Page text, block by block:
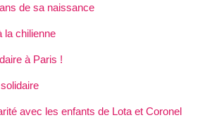
de sa naissance
la chilienne
à Paris !
avec les enfants de Lota et Coronel